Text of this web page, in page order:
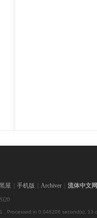
屋 手机版 Archiver 流体中文网
, Processed in 0.048206 second(s), 13